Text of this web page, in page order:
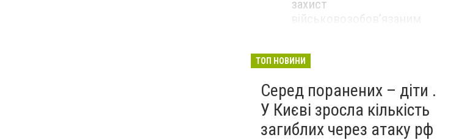
захист
військовозобов’язаним
ТОП НОВИНИ
Серед поранених – діти .
У Києві зросла кількість
загиблих через атаку рф